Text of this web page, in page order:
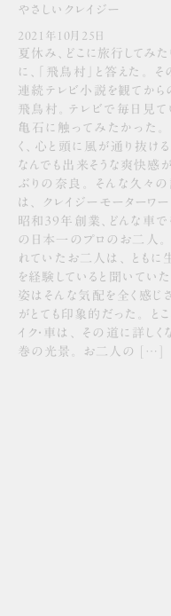
やさしいクレイジー
2021年10月25日
夏休み、どこに旅行してみ
に、「飛鳥村」と答えた。
連続テレビ小説を観てか
飛鳥村。テレビで毎日見
亀石に触ってみたかった
く、心と頭に風が通り抜ける
なんでも出来そうな爽快感
ぶりの奈良。 そんな久々
は、 クレイジーモーターワ
昭和39年創業、どんな車で
の日本一のプロのお二人。
れていたお二人は、 とも
を経験していると聞いてい
姿はそんな気配を全く感じ
がとても印象的だった。 と
イク・車は、 その道に詳し
巻の光景。 お二人の […]